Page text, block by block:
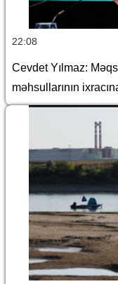
22:08
Cevdet Yılmaz:
məhsullarının